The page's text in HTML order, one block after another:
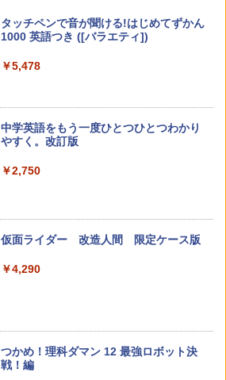
先生のためのGoogle AI完全攻略図鑑
子どもが変わる魔法の言葉
￥2,200
カウンセリングとは何か 変化するという
「ことばで伝える」ができない子どもた
ち 誰が〈ことばの力〉を育てるのか
Amazon Fire HD 10 キッズモデル (10イ
ンチ) ピンク 対象年齢3歳から 数千点の
パイロット スイスイおえかき for Study
何回も書ける! れんしゅうボード ひらが
な・カタカナ・すうじ・ABC 3歳以上 知
育
【くもん出版公式特別セット】くもん出
版(KUMON PUBLISHING) くもんの日本
￥4,046
タッチペンで音が聞ける!はじめてずかん
1000 英語つき ([バラエティ])
￥5,478
中学英語をもう一度ひとつひとつわかり
やすく。改訂版
￥2,750
仮面ライダー 改造人間 限定ケース版
￥4,290
つかめ！理科ダマン 12 最強ロボット決
戦！編